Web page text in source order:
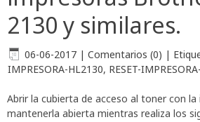
2130 y similares.
06-06-2017 | Comentarios (0) |
IMPRESORA-HL2130, RESET-
Abrir la cubierta de acceso al toner con
mantenerla abierta mientras realiza los